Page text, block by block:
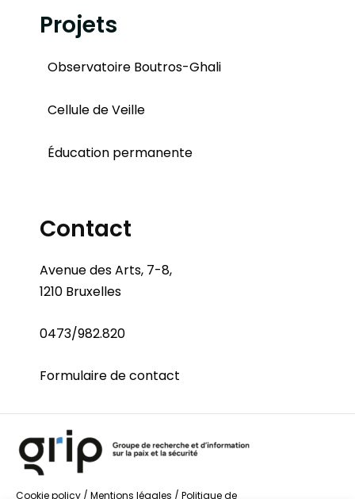
Projets
Observatoire Boutros-Ghali
Cellule de Veille
Éducation permanente
Contact
Avenue des Arts, 7-8,
1210 Bruxelles
0473/982.820
Formulaire de contact
Cookie policy / Mentions légales / Politique de